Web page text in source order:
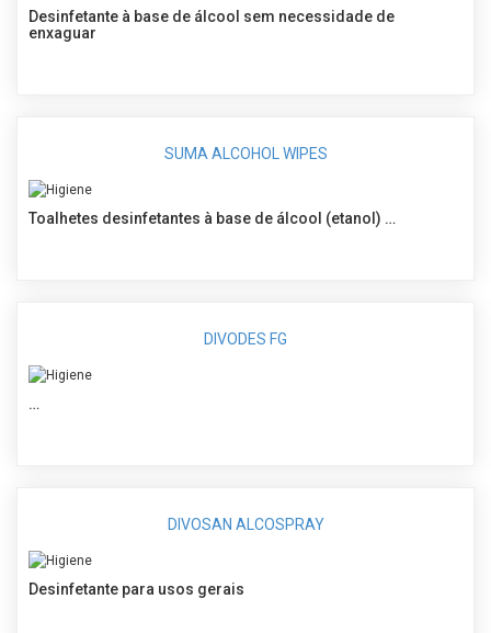
Desinfetante à base de álcool sem necessidade de
enxaguar
SUMA ALCOHOL WIPES
Toalhetes desinfetantes à base de álcool (etanol) …
DIVODES FG
…
DIVOSAN ALCOSPRAY
Desinfetante para usos gerais